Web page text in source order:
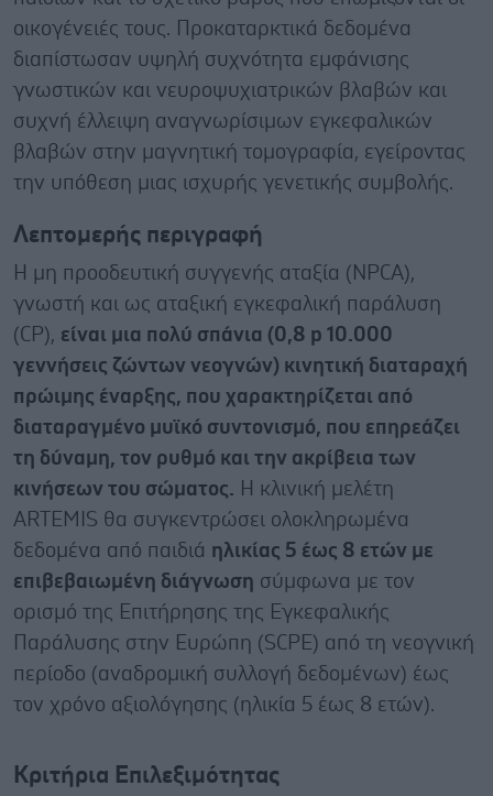
οικογένειές τους. Προκαταρκτικά δεδομένα
διαπίστωσαν υψηλή συχνότητα εμφάνισης
γνωστικών και νευροψυχιατρικών βλαβών και
συχνή έλλειψη αναγνωρίσιμων εγκεφαλικών
βλαβών στην μαγνητική τομογραφία, εγείροντας
την υπόθεση μιας ισχυρής γενετικής συμβολής.
Λεπτομερής περιγραφή
Η μη προοδευτική συγγενής αταξία (NPCA),
γνωστή και ως αταξική εγκεφαλική παράλυση
(CP), είναι μια πολύ σπάνια (0,8 p 10.000
γεννήσεις ζώντων νεογνών) κινητική διαταραχή
πρώιμης έναρξης, που χαρακτηρίζεται από
διαταραγμένο μυϊκό συντονισμό, που επηρεάζει
τη δύναμη, τον ρυθμό και την ακρίβεια των
κινήσεων του σώματος. Η κλινική μελέτη
ARTEMIS θα συγκεντρώσει ολοκληρωμένα
δεδομένα από παιδιά ηλικίας 5 έως 8 ετών με
επιβεβαιωμένη διάγνωση σύμφωνα με τον
ορισμό της Επιτήρησης της Εγκεφαλικής
Παράλυσης στην Ευρώπη (SCPE) από τη νεογνική
περίοδο (αναδρομική συλλογή δεδομένων) έως
τον χρόνο αξιολόγησης (ηλικία 5 έως 8 ετών).
Κριτήρια Επιλεξιμότητας